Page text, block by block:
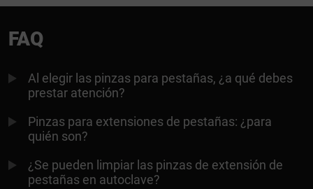
FAQ
Al elegir las pinzas para pestañas, ¿a qué debes
prestar atención?
Pinzas para extensiones de pestañas: ¿para
quién son?
¿Se pueden limpiar las pinzas de extensión de
pestañas en autoclave?